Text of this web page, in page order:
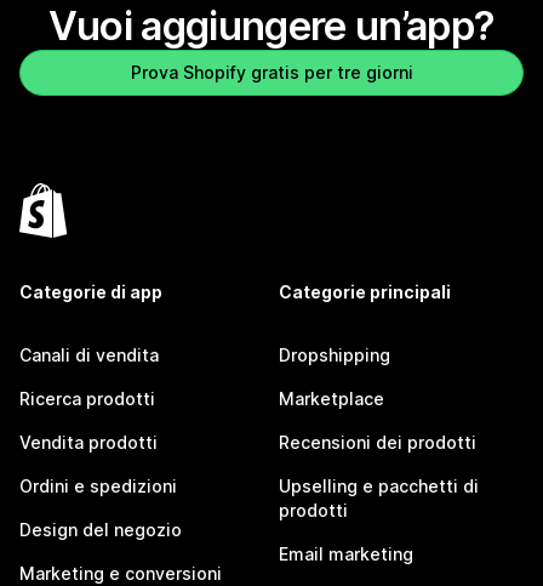
Vuoi aggiungere un’app?
Prova Shopify gratis per tre giorni
Categorie di app
Canali di vendita
Ricerca prodotti
Vendita prodotti
Ordini e spedizioni
Design del negozio
Marketing e conversioni
Categorie principali
Dropshipping
Marketplace
Recensioni dei prodotti
Upselling e pacchetti di
prodotti
Email marketing